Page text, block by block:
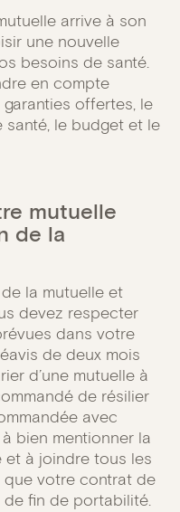
arrive à son
une nouvelle
besoins de santé.
en compte
offertes, le
le budget et le
mutuelle
de la
la mutuelle et
devez respecter
dans votre
de deux mois
d’une mutuelle à
de résilier
avec
bien mentionner la
à joindre tous les
que votre contrat de
fin de portabilité.